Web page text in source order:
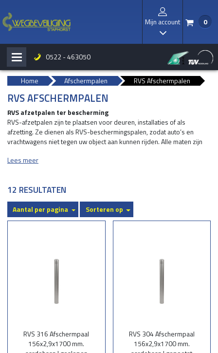
Mijn account
I
/ 0
H b 0522 - 463050
Home Afschermpalen RVS Afschermpalen
RVS AFSCHERMPALEN
RVS afzetpalen ter bescherming
RVS-afzetpalen zijn te plaatsen voor deuren, installaties of als
afzetting. Ze dienen als RVS-beschermingspalen, zodat auto’s en
vrachtwagens niet tegen uw object aan kunnen rijden. Alle maten zijn
met een hoogte van 750 mm. De RVS-afschermpalen kunnen worden
afschermpalen zijn beschikbaar in kwaliteit 304 en 316. RVS 304 is
binnenkwaliteit, RVS 316 is buitenkwaliteit voor o.a. industrieel gebied.
RVS beschermingspalen op voetplaat
Lees meer
12 RESULTATEN
Aantal per pagina Sorteren op
RVS 316 Afschermpaal
156x2,9x1700 mm.
RVS 304 Afschermpaal
156x2,9x1700 mm.